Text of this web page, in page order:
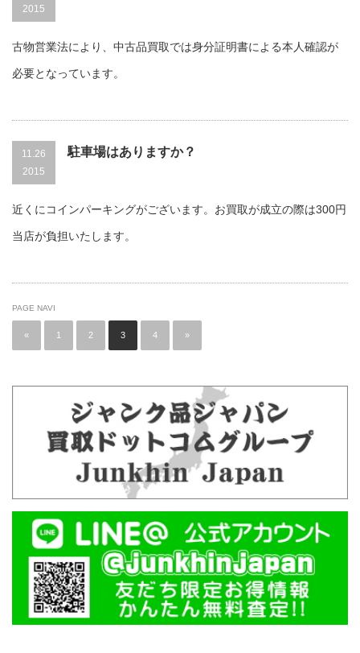
2015
古物営業法により、中古品買取では身分証明書による本人確認が
必要となっています。
11.26
2015
駐車場はありますか？
近くにコインパーキングがございます。お買取が成立の際は300円
当店が負担いたします。
PAGE NAVI
« 1 2 3 4 »